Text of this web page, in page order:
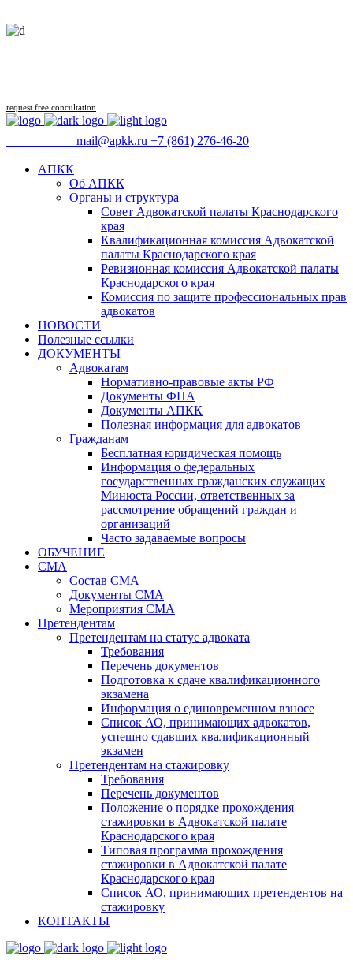
request free concultation
mail@apkk.ru +7 (861) 276-46-20
АПКК
Об АПКК
Органы и структура
Совет Адвокатской палаты Краснодарского
края
Квалификационная комиссия Адвокатской
палаты Краснодарского края
Ревизионная комиссия Адвокатской палаты
Краснодарского края
Комиссия по защите профессиональных прав
адвокатов
НОВОСТИ
Полезные ссылки
ДОКУМЕНТЫ
Адвокатам
Нормативно-правовые акты РФ
Документы ФПА
Документы АПКК
Полезная информация для адвокатов
Гражданам
Бесплатная юридическая помощь
Информация о федеральных
государственных гражданских служащих
Минюста России, ответственных за
рассмотрение обращений граждан и
организаций
Часто задаваемые вопросы
ОБУЧЕНИЕ
СМА
Состав СМА
Документы СМА
Мероприятия СМА
Претендентам
Претендентам на статус адвоката
Требования
Перечень документов
Подготовка к сдаче квалификационного
экзамена
Информация о единовременном взносе
Список АО, принимающих адвокатов,
успешно сдавших квалификационный
экзамен
Претендентам на стажировку
Требования
Перечень документов
Положение о порядке прохождения
стажировки в Адвокатской палате
Краснодарского края
Типовая программа прохождения
стажировки в Адвокатской палате
Краснодарского края
Список АО, принимающих претендентов на
стажировку
КОНТАКТЫ